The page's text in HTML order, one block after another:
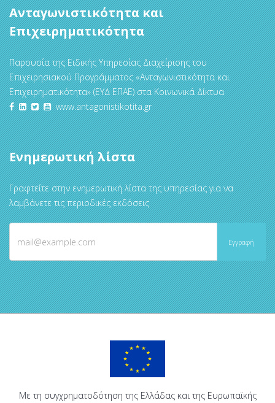
Ανταγωνιστικότητα και
Επιχειρηματικότητα
Παρουσία της Ειδικής Υπηρεσίας Διαχείρισης του
Επιχειρησιακού Προγράμματος «Ανταγωνιστικότητα και
Επιχειρηματικότητα» (ΕΥΔ ΕΠΑΕ) στα Κοινωνικά Δίκτυα
www.antagonistikotita.gr
Ενημερωτική λίστα
Γραφτείτε στην ενημερωτική λίστα της υπηρεσίας για να
λαμβάνετε τις περιοδικές εκδόσεις
Με τη συγχρηματοδότηση της Ελλάδας και της Ευρωπαϊκής